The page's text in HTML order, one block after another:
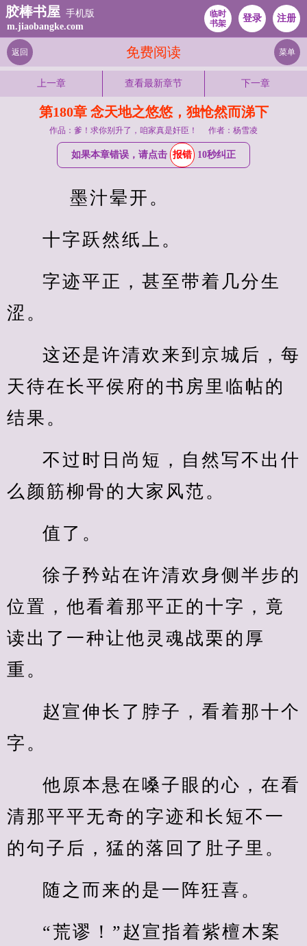
胶棒书屋 手机版
m.jiaobangke.com
临时
书架
登录 注册
免费阅读
返回 菜单
上一章 查看最新章节 下一章
第180章 念天地之悠悠，独怆然而涕下
作品：爹！求你别升了，咱家真是奸臣！ 作者：杨雪凌
如果本章错误，请点击 报错 10秒纠正
    墨汁晕开。
十字跃然纸上。
字迹平正，甚至带着几分生
涩。
这还是许清欢来到京城后，每
天待在长平侯府的书房里临帖的
结果。
不过时日尚短，自然写不出什
么颜筋柳骨的大家风范。
值了。
徐子矜站在许清欢身侧半步的
位置，他看着那平正的十字，竟
读出了一种让他灵魂战栗的厚
重。
赵宣伸长了脖子，看着那十个
字。
他原本悬在嗓子眼的心，在看
清那平平无奇的字迹和长短不一
的句子后，猛的落回了肚子里。
随之而来的是一阵狂喜。
“荒谬！”赵宣指着紫檀木案